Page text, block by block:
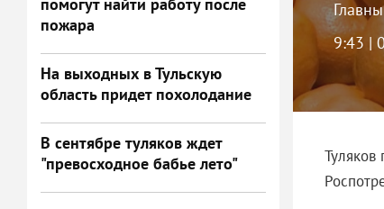
пожара
На выходных в Тульскую
область придет похолодание
В сентябре туляков ждет
"превосходное бабье лето"
9:43 |